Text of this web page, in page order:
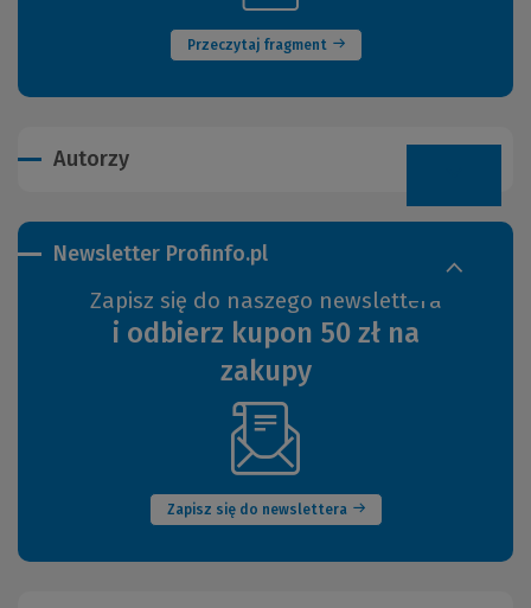
Przeczytaj fragment
okno)
innej
Autorzy
Newsletter Profinfo.pl
Zapisz się do naszego newslettera
i odbierz kupon 50 zł na
zakupy
Zapisz się do newslettera
(Nowe
okno)